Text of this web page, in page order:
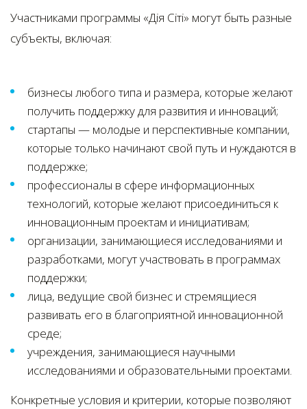
Участниками программы «Дія Сіті» могут быть разные
субъекты, включая:
бизнесы любого типа и размера, которые желают
получить поддержку для развития и инноваций;
стартапы — молодые и перспективные компании,
которые только начинают свой путь и нуждаются в
поддержке;
профессионалы в сфере информационных
технологий, которые желают присоединиться к
инновационным проектам и инициативам;
организации, занимающиеся исследованиями и
разработками, могут участвовать в программах
поддержки;
лица, ведущие свой бизнес и стремящиеся
развивать его в благоприятной инновационной
среде;
учреждения, занимающиеся научными
исследованиями и образовательными проектами.
Конкретные условия и критерии, которые позволяют